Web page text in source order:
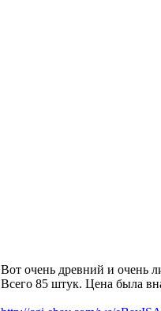
Вот очень древний и очень
Всего 85 штук. Цена была